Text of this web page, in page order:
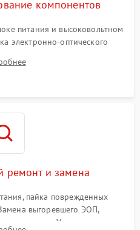
компонентов
питания и высоковольтном
электронно-оптического
на предмет эмиссии,
микросхем цифровых
ремонт и замена
пайка поврежденных
выгоревшего ЭОП,
матрицы. Ультразвуковая